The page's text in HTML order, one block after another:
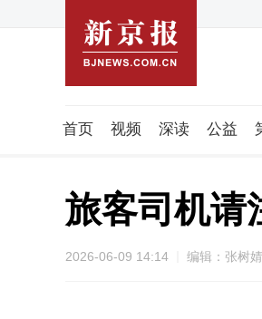
首页 视频 深读 公益
旅客司机请
2026-06-09 14:14 编辑：张树婧